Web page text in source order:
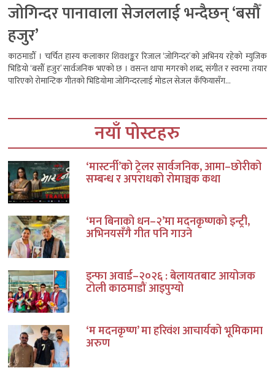
जोगिन्दर पानावाला सेजललाई भन्दैछन् ‘बसौँ
हजुर’
काठमाडौँ । चर्चित हास्य कलाकार शिवशङ्कर रिजाल ‘जोगिन्दर’को अभिनय रहेको म्युजिक
भिडियो ‘बसौँ हजुर’ सार्वजनिक भएको छ । वसन्त थापा मगरको शब्द, संगीत र स्वरमा तयार
पारिएको रोमान्टिक गीतको भिडियोमा जोगिन्दरलाई मोडल सेजल कँफियासँग...
नयाँ पोस्टहरु
‘मास्टर्नी’को ट्रेलर सार्वजनिक, आमा–छोरीको
सम्बन्ध र अपराधको रोमाञ्चक कथा
‘मन बिनाको धन–२’मा मदनकृष्णको इन्ट्री,
अभिनयसँगै गीत पनि गाउने
इन्फा अवार्ड–२०२६ : बेलायतबाट आयोजक
टोली काठमाडौं आइपुग्यो
‘म मदनकृष्ण’ मा हरिवंश आचार्यको भूमिकामा
अरुण